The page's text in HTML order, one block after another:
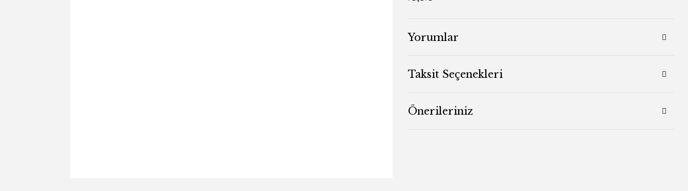
Yorumlar
Taksit Seçenekleri
Önerileriniz